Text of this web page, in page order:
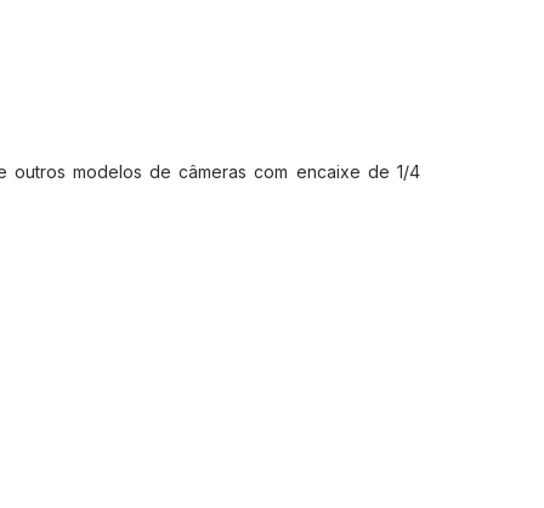
outros modelos de câmeras com encaixe de 1/4